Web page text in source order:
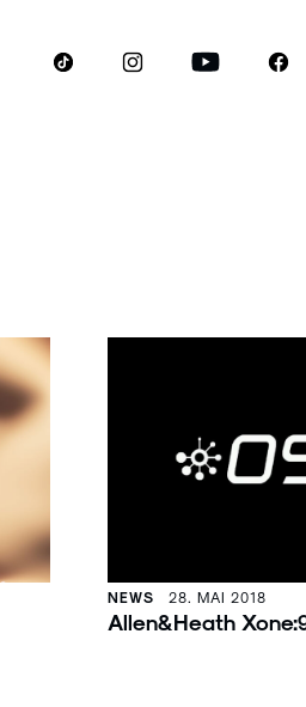
NEWS 28. MAI 2018
Allen&Heath